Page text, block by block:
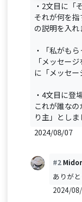
・2文目に「
それが何を
の説明を入れ
・「私がも
「メッセー
に「メッセー
・4文目に登
これが誰な
り主」としま
2024/08/07
#2
ありが
2024/